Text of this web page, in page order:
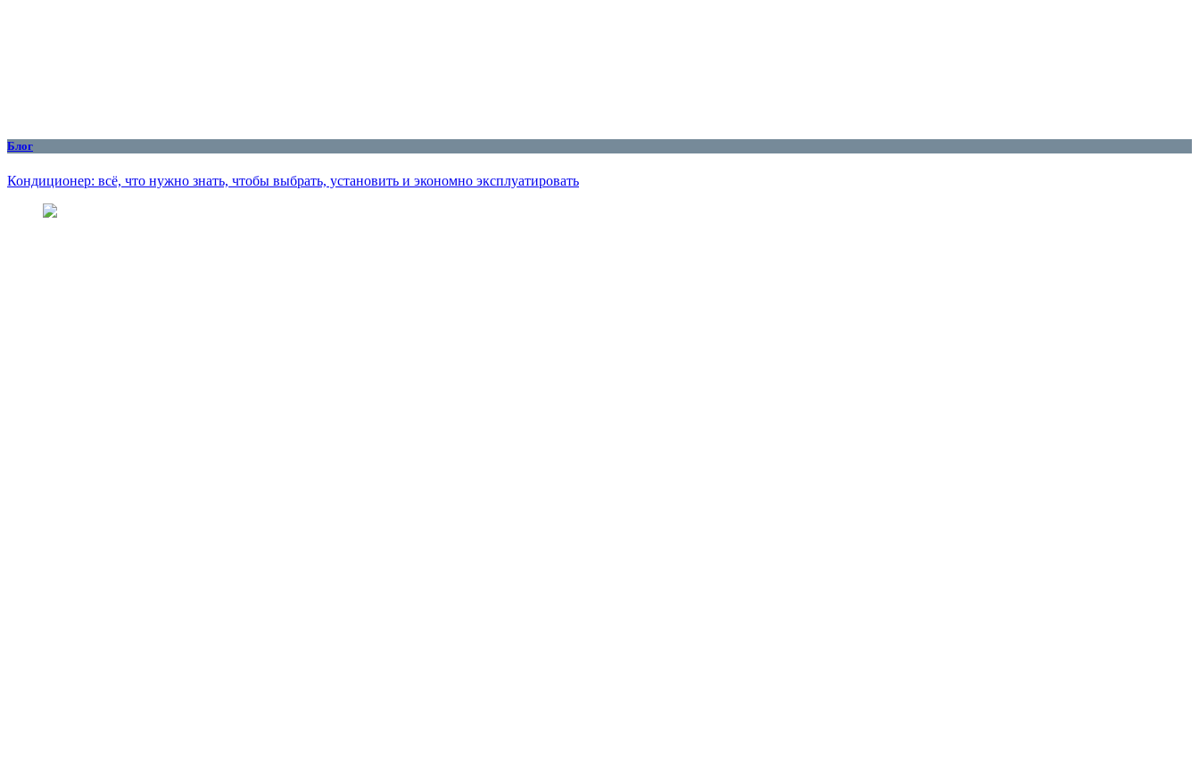
Блог
Кондиционер: всё, что нужно знать, чтобы выбрать, установить и экономно эксплуатировать